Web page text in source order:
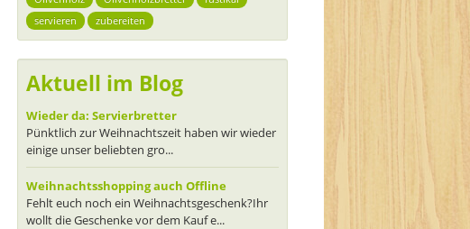
servieren
zubereiten
Aktuell im Blog
Wieder da: Servierbretter
Pünktlich zur Weihnachtszeit haben wir wieder
einige unser beliebten gro...
Weihnachtsshopping auch Offline
Fehlt euch noch ein Weihnachtsgeschenk?Ihr
wollt die Geschenke vor dem Kauf e...